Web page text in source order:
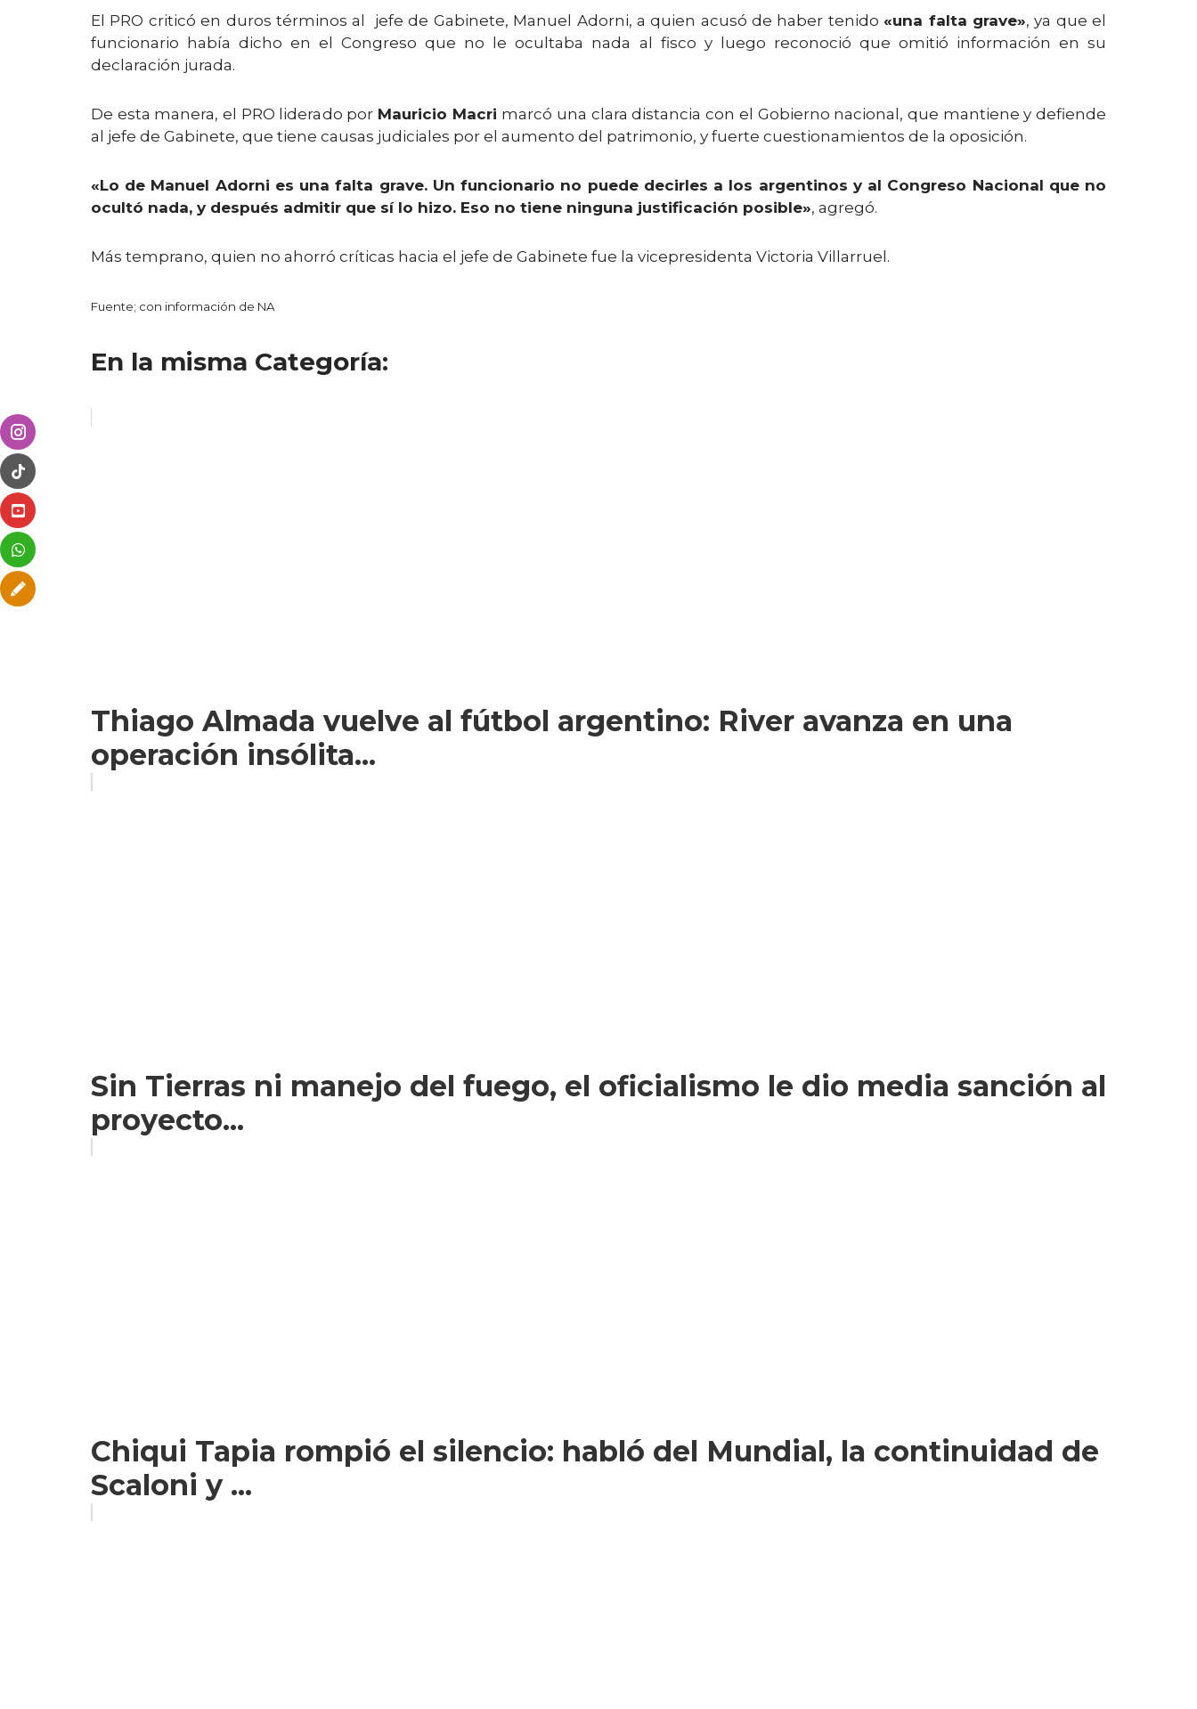
El PRO criticó en duros términos al jefe de Gabinete, Manuel Adorni, a quien acusó de haber tenido «una falta grave», ya que el
funcionario había dicho en el Congreso que no le ocultaba nada al fisco y luego reconoció que omitió información en su
declaración jurada.
De esta manera, el PRO liderado por Mauricio Macri marcó una clara distancia con el Gobierno nacional, que mantiene y defiende
al jefe de Gabinete, que tiene causas judiciales por el aumento del patrimonio, y fuerte cuestionamientos de la oposición.
«Lo de Manuel Adorni es una falta grave. Un funcionario no puede decirles a los argentinos y al Congreso Nacional que no
ocultó nada, y después admitir que sí lo hizo. Eso no tiene ninguna justificación posible», agregó.
Más temprano, quien no ahorró críticas hacia el jefe de Gabinete fue la vicepresidenta Victoria Villarruel.
Fuente; con información de NA
En la misma Categoría:
Thiago Almada vuelve al fútbol argentino: River avanza en una
operación insólita...
Sin Tierras ni manejo del fuego, el oficialismo le dio media sanción al
proyecto...
Chiqui Tapia rompió el silencio: habló del Mundial, la continuidad de
Scaloni y ...